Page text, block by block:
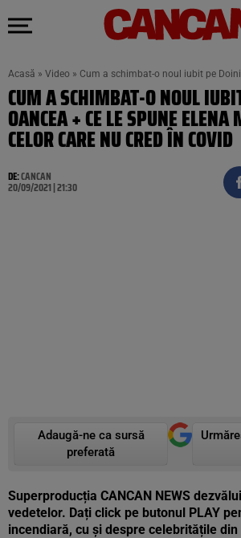
Acasă » Video » Cum a schimbat-o noul iubit pe
CUM A SCHIMBAT-O NOUL
OANCEA + CE LE SPUNE
CELOR CARE NU CRED ÎN COVID
DE:CANCAN
20/09/2021 | 21:30
Adaugă-ne ca sursă
preferată
Superproducția CANCAN NEWS
vedetelor. Dați click pe butonul PLAY
incendiară, cu și despre celebritățile din